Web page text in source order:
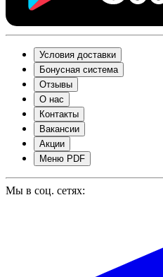
Условия доставки
Бонусная система
Отзывы
О нас
Контакты
Вакансии
Акции
Меню PDF
Мы в соц. сетях: